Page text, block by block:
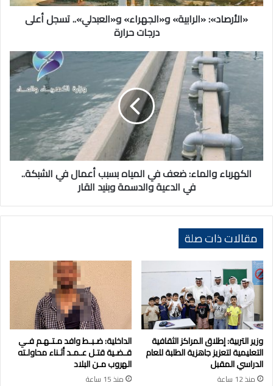
«الأرصاد»: «الرابية» و«الجهراء» و«العبدلي».. تسجل أعلى
درجات حرارة
الكهرباء
المياه
بسبب
أعمال
في
الشبكة..
وبنيد
الكهرباء والماء: ضعف في المياه بسبب أعمال في الشبكة..
في الدعية والدسمة وبنيد القار
مقالات ذات صلة
وزير التربية: إطلاق المراكز الثقافية
التعليمية لتعزيز جاهزية الطلبة للعام
الدراسي المقبل
منذ 12 ساعة
الداخلية: ضـبـط وافد مـتـهـم فـي
قـضـية قتـل عـمـد أثـناء محاولـته
الهروب مـن البلاد
منذ 15 ساعة